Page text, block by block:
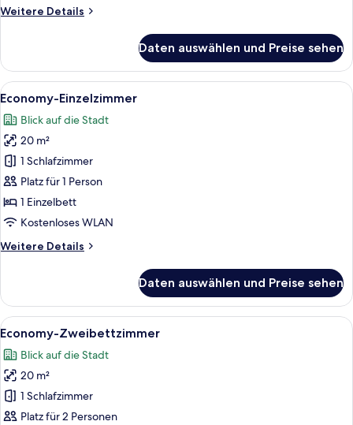
Weitere Details
Weitere
Zweibettzimmer
Daten auswählen und Preise sehen
Alle
Fotos
für
Economy-
Einzelzimmer
anzeigen
Ein kleines Hotelzimmer mit einer
10
Economy-Einzelzimmer
Blick auf die Stadt
20 m²
1 Schlafzimmer
Platz für 1 Person
1 Einzelbett
Kostenloses WLAN
Weitere Details
Weitere
Einzelzimmer
Daten auswählen und Preise sehen
Alle
Fotos
für
Economy-
Zweibettzimmer
anzeigen
Ein Hotelzimmer mit zwei
10
Economy-Zweibettzimmer
Blick auf die Stadt
20 m²
1 Schlafzimmer
Platz für 2 Personen